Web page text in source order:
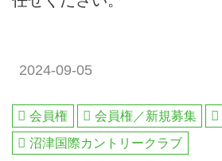
2024-09-05
会員権 会員権／新規募集
沼津国際カントリークラブ